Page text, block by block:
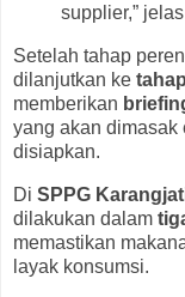
supplier,”
Setelah tahap
dilanjutkan ke
memberikan
yang akan dimasak
disiapkan.
Di SPPG
dilakukan dalam
memastikan
layak konsumsi.